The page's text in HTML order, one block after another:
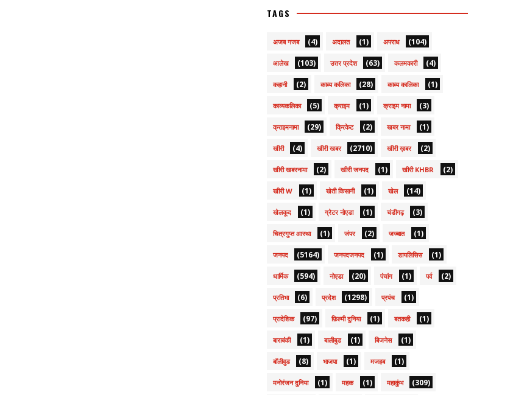
TAGS
अजब गजब (4) अदालत (1) अपराध (104)
आलेख (103) उत्तर प्रदेश (63) कलमकारी (4)
कहानी (2) काव्य कलिका (28) काव्य कालिका (1)
काव्यकलिका (5) क्राइम (1) क्राइम नामा (3)
क्राइमनामा (29) क्रिकेट (2) खबर नामा (1)
खीरी (4) खीरी खबर (2710) खीरी ख़बर (2)
खीरी खबरनामा (2) खीरी जनपद (1) खीरी KHBR (2)
खीरी W (1) खेती किसानी (1) खेल (14)
खेलकूद (1) ग्रेटर नोएडा (1) चंडीगढ़ (3)
चित्रगुप्त आस्था (1) जंपर (2) जज्बात (1)
जनपद (5164) जनपदजनपद (1) डायलिसिस (1)
धार्मिक (594) नोएडा (20) पंचांग (1) पर्व (2)
प्रतिभा (6) प्रदेश (1298) प्रपंच (1)
प्रादेशिक (97) फ़िल्मी दुनिया (1) बतकही (1)
बाराबंकी (1) बालीबुड (1) बिजनेस (1)
बॉलीवुड (8) भाजपा (1) मजहब (1)
मनोरंजन दुनिया (1) महक (1) महाकुंभ (309)